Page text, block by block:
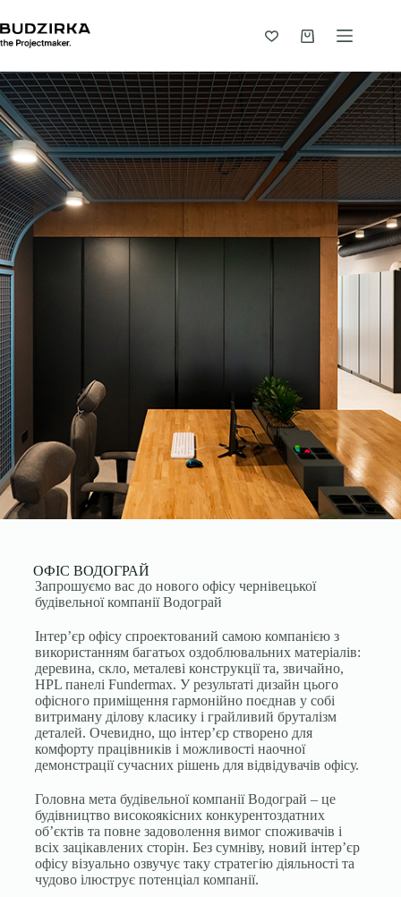
ОФІС ВОДОГРАЙ
Запрошуємо вас до нового офісу чернівецької
будівельної компанії Водограй
Інтер’єр офісу спроектований самою компанією з
використанням багатьох оздоблювальних матеріалів:
деревина, скло, металеві конструкції та, звичайно,
HPL панелі Fundermax. У результаті дизайн цього
офісного приміщення гармонійно поєднав у собі
витриману ділову класику і грайливий бруталізм
деталей. Очевидно, що інтер’єр створено для
комфорту працівників і можливості наочної
демонстрації сучасних рішень для відвідувачів офісу.
Головна мета будівельної компанії Водограй – це
будівництво високоякісних конкурентоздатних
об’єктів та повне задоволення вимог споживачів і
всіх зацікавлених сторін. Без сумніву, новий інтер’єр
офісу візуально озвучує таку стратегію діяльності та
чудово ілюструє потенціал компанії.